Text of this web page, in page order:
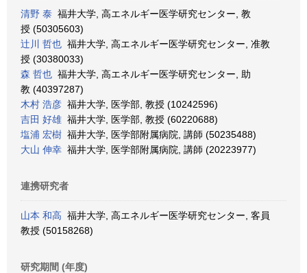
清野 泰 福井大学, 高エネルギー医学研究センター, 教
授 (50305603)
辻川 哲也 福井大学, 高エネルギー医学研究センター, 准教
授 (30380033)
森 哲也 福井大学, 高エネルギー医学研究センター, 助
教 (40397287)
木村 浩彦 福井大学, 医学部, 教授 (10242596)
吉田 好雄 福井大学, 医学部, 教授 (60220688)
塩浦 宏樹 福井大学, 医学部附属病院, 講師 (50235488)
大山 伸幸 福井大学, 医学部附属病院, 講師 (20223977)
連携研究者
山本 和高 福井大学, 高エネルギー医学研究センター, 客員
教授 (50158268)
研究期間 (年度)